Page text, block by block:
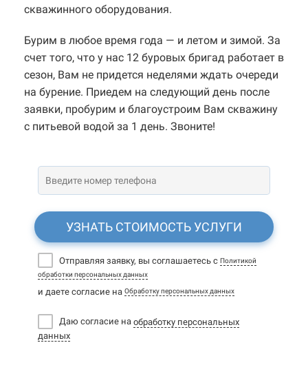
скважинного оборудования.
Бурим в любое время года — и летом и зимой. За
счет того, что у нас 12 буровых бригад работает в
сезон, Вам не придется неделями ждать очереди
на бурение. Приедем на следующий день после
заявки, пробурим и благоустроим Вам скважину
с питьевой водой за 1 день. Звоните!
УЗНАТЬ СТОИМОСТЬ УСЛУГИ
Отправляя заявку, вы соглашаетесь с Политикой
обработки персональных данных
и даете согласие на Обработку персональных данных
Даю согласие на обработку персональных
данных